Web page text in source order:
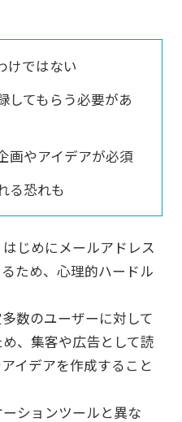
けではない
してもらう必要があ
画やアイデアが必須
る恐れも
じめにメールアドレス
ため、心理的ハードル
数のユーザーに対して
、集客や広告として読
イデアを作成すること
ションツールと異な